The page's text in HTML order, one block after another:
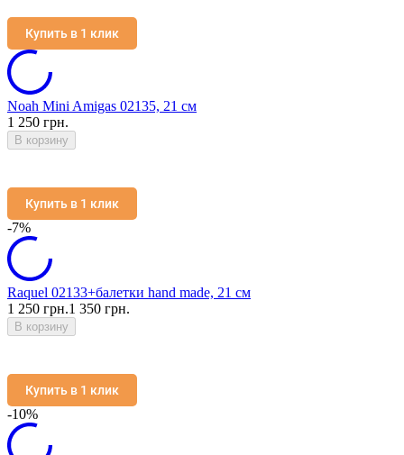
Купить в 1 клик
Noah Mini Amigas 02135, 21 см
1 250 грн.
В корзину
Купить в 1 клик
-7%
Raquel 02133+балетки hand made, 21 см
1 250 грн.1 350 грн.
В корзину
Купить в 1 клик
-10%